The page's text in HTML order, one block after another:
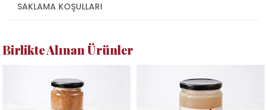
SAKLAMA KOŞULLARI
Birlikte Alınan Ürünler